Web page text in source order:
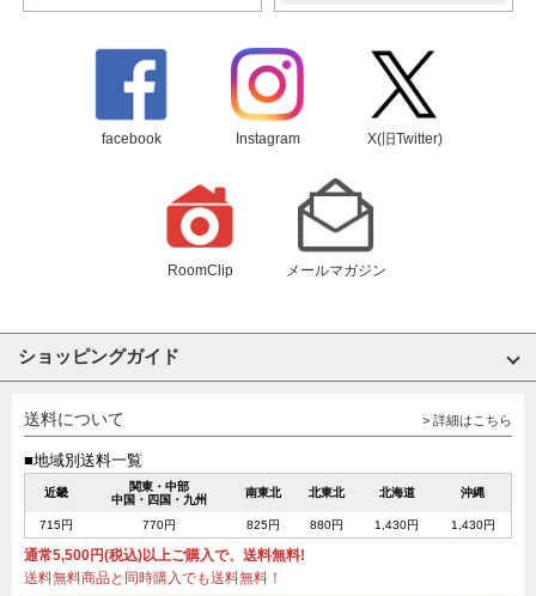
facebook Instagram X(旧Twitter)
RoomClip メールマガジン
ショッピングガイド
送料について > 詳細はこちら
■地域別送料一覧
近畿
関東・中部
中国・四国・九州
南東北 北東北 北海道 沖縄
715円 770円 825円 880円 1,430円 1,430円
通常5,500円(税込)以上ご購入で、送料無料!
送料無料商品と同時購入でも送料無料！